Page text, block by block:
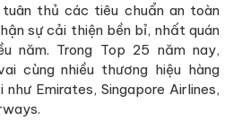
thủ các tiêu chuẩn an toàn
sự cải thiện bền bỉ, nhất quán
năm. Trong Top 25 năm nay,
cùng nhiều thương hiệu hàng
Emirates, Singapore Airlines,